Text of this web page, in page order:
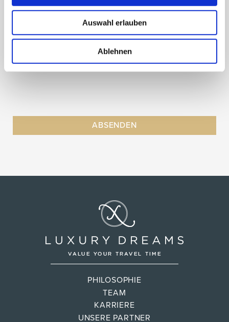
Auswahl erlauben
Ablehnen
PHILOSOPHIE
TEAM
KARRIERE
UNSERE PARTNER